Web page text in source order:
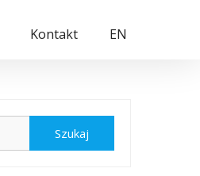
Kontakt EN